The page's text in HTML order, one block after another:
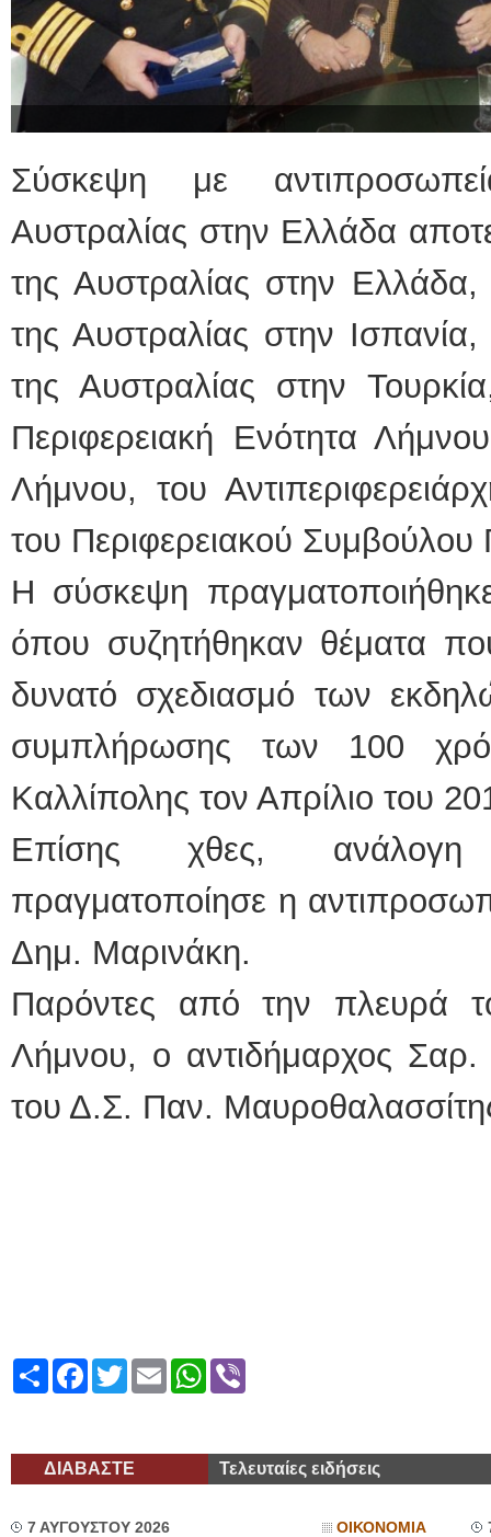
Σύσκεψη με
Αυστραλίας στην Ελλάδα
της Αυστραλίας στην Ελλάδα,
της Αυστραλίας στην
της Αυστραλίας στην
Περιφερειακή Ενότητα
Λήμνου, του
του Περιφερειακού
Η σύσκεψη
όπου συζητήθηκαν θέματα
δυνατό σχεδιασμό των
συμπλήρωσης των 100
Καλλίπολης τον
Επίσης χθες, ανάλογη
πραγματοποίησε η
Δημ. Μαρινάκη.
Παρόντες από την πλευρά
Λήμνου, ο αντιδήμαρχος
του Δ.Σ. Παν.
ShareFacebook
TwitterEmailWhatsApp
ΔΙΑΒΑΣΤΕ Τελευταίες ειδήσεις
7 ΑΥΓΟΥΣΤΟΥ 2026 ΟΙΚΟΝΟΜΙΑ
ΕΙΔΙΚΟΣ
Δοκιμασία
υπέρηχος
Μυτιλήνη
Γέρα:Παπάδος
Φυσικοθεραπεύτρια
Σταυρουλάκη-
Πτυχιούχος
ΑΤΕΙ
Σύμβαση με
Ασκληπιού 39
Μυτιλήνη